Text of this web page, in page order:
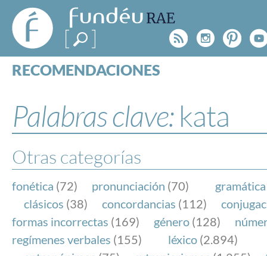
FundéuRAE
- Fundación
del Español
Urgente
Rss
RECOMENDACIONES
ESPECIALES
BLOG
NOTICIAS
SOBRE LA FUNDÉURAE
FundéuRAE es una fundación patrocinada por la
y la Real Academia Española, cuyo objetivo es
el buen uso del español en los medios de
Internet.
Palabras clave: kata
Otras categorías
fonética (72) pronunciación (70) gramática
clásicos (38) concordancias (112)
formas incorrectas (169) género (128)
regímenes verbales (155) léxico (2.894)